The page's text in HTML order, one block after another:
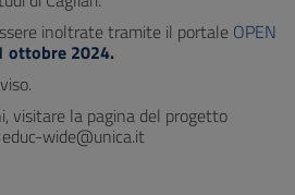
inoltrate tramite il portale OPEN
ottobre 2024.
visitare la pagina del progetto
wide@unica.it